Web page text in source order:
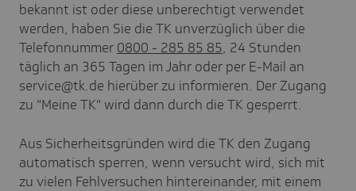
bekannt ist oder diese unberechtigt verwendet
werden, haben Sie die TK unverzüglich über die
Telefonnummer 0800 - 285 85 85, 24 Stunden
täglich an 365 Tagen im Jahr oder per E-Mail an
service@tk.de hierüber zu informieren. Der Zugang
zu "Meine TK" wird dann durch die TK gesperrt.
Aus Sicherheitsgründen wird die TK den Zugang
automatisch sperren, wenn versucht wird, sich mit
zu vielen Fehlversuchen hintereinander, mit einem